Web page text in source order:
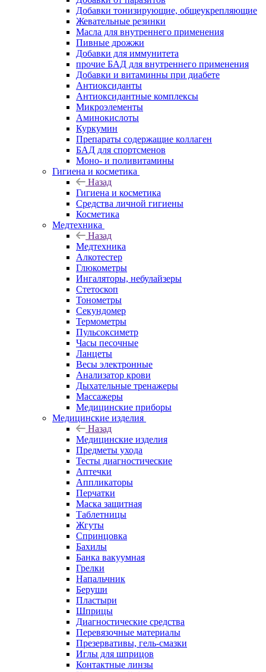
Добавки тонизирующие, общеукрепляющие
Жевательные резинки
Масла для внутреннего применения
Пивные дрожжи
Добавки для иммунитета
прочие БАД для внутреннего применения
Добавки и витаминны при диабете
Антиоксиданты
Антиоксидантные комплексы
Микроэлементы
Аминокислоты
Куркумин
Препараты содержащие коллаген
БАД для спортсменов
Моно- и поливитамины
Гигиена и косметика
Назад
Гигиена и косметика
Средства личной гигиены
Косметика
Медтехника
Назад
Медтехника
Алкотестер
Глюкометры
Ингаляторы, небулайзеры
Стетоскоп
Тонометры
Секундомер
Термометры
Пульсоксиметр
Часы песочные
Ланцеты
Весы электронные
Анализатор крови
Дыхательные тренажеры
Массажеры
Медицинские приборы
Медицинские изделия
Назад
Медицинские изделия
Предметы ухода
Тесты диагностические
Аптечки
Аппликаторы
Перчатки
Маска защитная
Таблетницы
Жгуты
Спринцовка
Бахилы
Банка вакуумная
Грелки
Напальчник
Беруши
Пластыри
Шприцы
Диагностические средства
Перевязочные материалы
Презервативы, гель-смазки
Иглы для шприцов
Контактные линзы